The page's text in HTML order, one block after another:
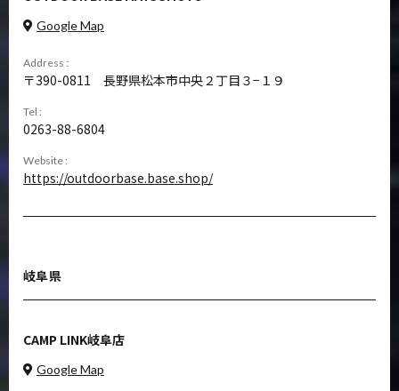
Google Map
Address :
390-0811 長野県松本市中央２丁目３−１９
Tel :
0263-88-6804
Website :
https://outdoorbase.base.shop/
岐阜県
CAMP LINK岐阜店
Google Map